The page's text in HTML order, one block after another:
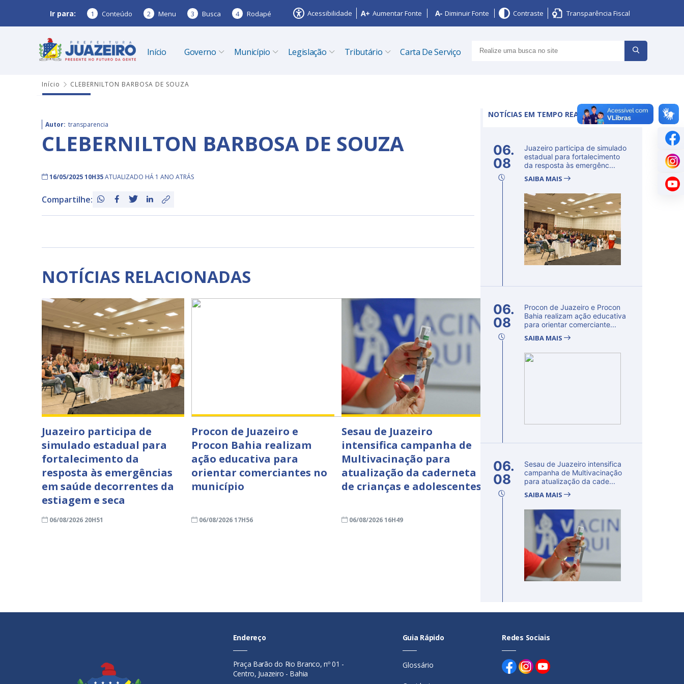
Ir para: 1 Conteúdo 2 Menu 3 Busca 4 Rodapé Acessibilidade Aumentar Fonte Diminuir Fonte Contraste Transparência Fiscal
Início Governo Município Legislação Tributário Carta De Serviço
Início CLEBERNILTON BARBOSA DE SOUZA
Autor: transparencia
CLEBERNILTON BARBOSA DE SOUZA
16/05/2025 10H35ATUALIZADO HÁ 1 ANO ATRÁS
Compartilhe:
NOTÍCIAS RELACIONADAS
Juazeiro participa de
simulado estadual para
fortalecimento da
resposta às emergências
em saúde decorrentes da
estiagem e seca
06/08/2026 20H51
Procon de Juazeiro e
Procon Bahia realizam
ação educativa para
orientar comerciantes no
município
06/08/2026 17H56
Sesau de Juazeiro
intensifica campanha de
Multivacinação para
atualização da caderneta
de crianças e adolescentes
06/08/2026 16H49
NOTÍCIAS EM TEMPO REAL
06.
08
Juazeiro participa de simulado
estadual para fortalecimento
da resposta às emergênc...
SAIBA MAIS
06.
08
Procon de Juazeiro e Procon
Bahia realizam ação educativa
para orientar comerciante...
SAIBA MAIS
06.
08
Sesau de Juazeiro intensifica
campanha de Multivacinação
para atualização da cade...
SAIBA MAIS
Endereço
Praça Barão do Rio Branco, nº 01 -
Centro, Juazeiro - Bahia
Guia Rápido
Glossário
Redes Sociais